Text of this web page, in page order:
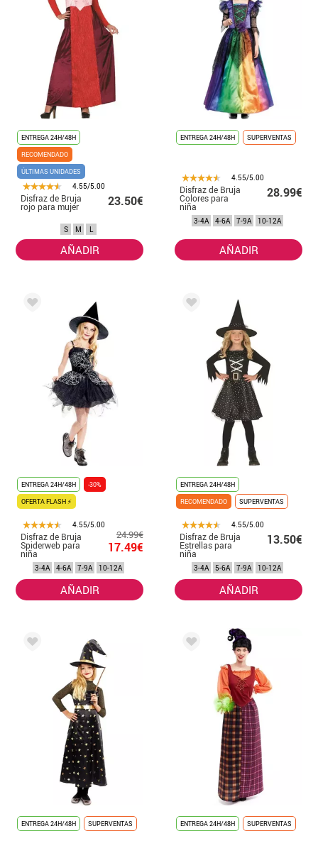
ENTREGA 24H/48H
RECOMENDADO
ÚLTIMAS UNIDADES
4.55/5.00
Disfraz de Bruja
rojo para mujer 23.50€
S M L
AÑADIR
ENTREGA 24H/48H SUPERVENTAS
4.55/5.00
Disfraz de Bruja
Colores para
niña
28.99€
3-4A 4-6A 7-9A 10-12A
AÑADIR
ENTREGA 24H/48H
-30%
OFERTA FLASH ⚡
4.55/5.00
Disfraz de Bruja
Spiderweb para
niña
24.99€
17.49€
3-4A 4-6A 7-9A 10-12A
AÑADIR
ENTREGA 24H/48H
RECOMENDADO
SUPERVENTAS
4.55/5.00
Disfraz de Bruja
Estrellas para
niña
13.50€
3-4A 5-6A 7-9A 10-12A
AÑADIR
ENTREGA 24H/48H SUPERVENTAS ENTREGA 24H/48H SUPERVENTAS